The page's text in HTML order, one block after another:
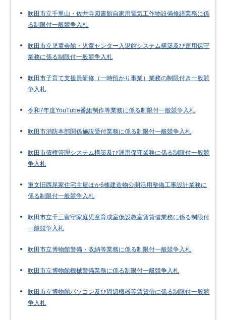
吹田市立千里山・佐井寺図書館自家用電気工作物設備修繕業務に係
る制限付一般競争入札
吹田市立児童会館・児童センター入退館システム構築及び運用保守
業務に係る制限付一般競争入札
吹田市子育て支援員研修（一時預かり事業）業務の制限付き一般競
争入札
令和7年度YouTube番組制作等業務に係る制限付一般競争入札
吹田市消防本部関係施設受付業務に係る制限付一般競争入札
吹田市債権管理システム構築及び運用保守業務に係る制限付一般競
争入札
重文旧西尾家住宅主屋ほか6棟建造物公開活用整備工事設計業務に
係る制限付一般競争入札
吹田市立千三留守家庭児童育成室仮設教室賃貸借業務に係る制限付
一般競争入札
吹田市立博物館警備・収納等業務に係る制限付一般競争入札
吹田市立博物館機械警備業務に係る制限付一般競争入札
吹田市立博物館パソコン及び周辺機器等賃貸借に係る制限付一般競
争入札